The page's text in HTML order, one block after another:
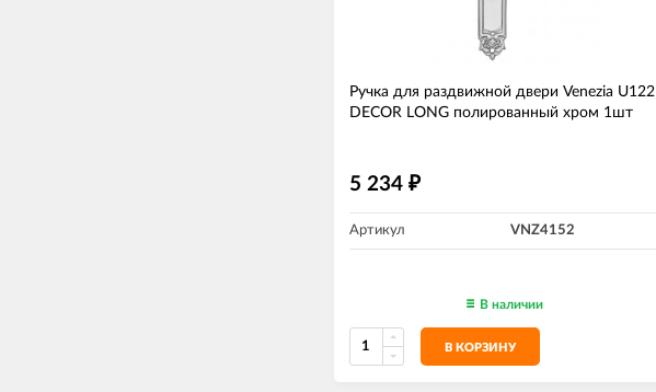
Ручка для раздвижной двери Venezia U122
DECOR LONG полированный хром 1шт
5 234 ₽
Артикул VNZ4152
В наличии
В КОРЗИНУ